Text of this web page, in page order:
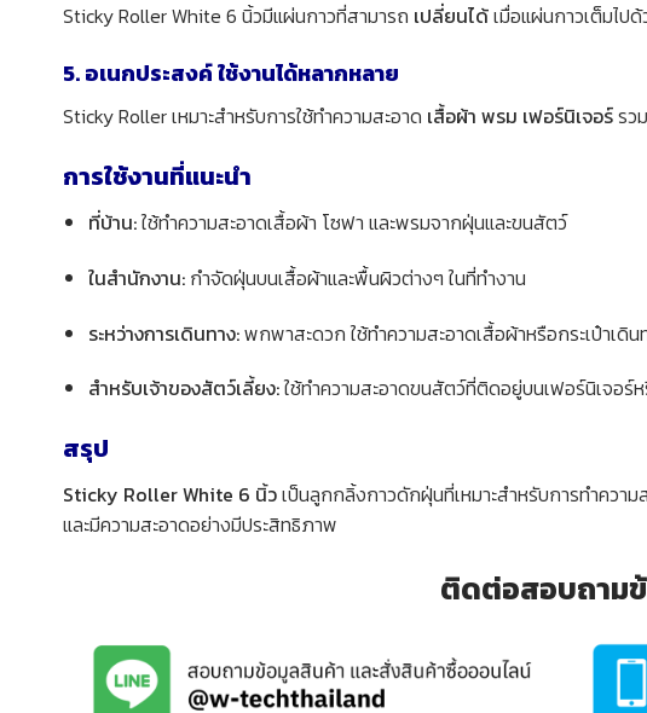
Sticky Roller White 6 นิ้วมีแผ่นกาวที่สามารถ เปลี่ยนได้เมื่อแผ่นกาวเต็มไป
5. อเนกประสงค์ ใช้งานได้หลากหลาย
Sticky Roller เหมาะสำหรับการใช้ทำความสะอาด เสื้อผ้า พรม เฟอร์นิเจอร์รว
การใช้งานที่แนะนำ
ที่บ้าน:ใช้ทำความสะอาดเสื้อผ้า โซฟา และพรมจากฝุ่นและขนสัตว์
ในสำนักงาน:กำจัดฝุ่นบนเสื้อผ้าและพื้นผิวต่างๆ ในที่ทำงาน
ระหว่างการเดินทาง:พกพาสะดวก ใช้ทำความสะอาดเสื้อผ้าหรือกระเป๋าเดิน
สำหรับเจ้าของสัตว์เลี้ยง:ใช้ทำความสะอาดขนสัตว์ที่ติดอยู่บนเฟอร์นิเจอร์
สรุป
Sticky Roller White 6 นิ้วเป็นลูกกลิ้งกาวดักฝุ่นที่เหมาะสำหรับการทำควา
และมีความสะอาดอย่างมีประสิทธิภาพ
ติดต่อสอบถามข้